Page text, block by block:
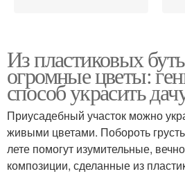
бутылок
Из пластиковых
огромные цветы:
способ украсить
Приусадебный участок можно
живыми цветами. Побороть
лете помогут изумительные,
композиции, сделанные из